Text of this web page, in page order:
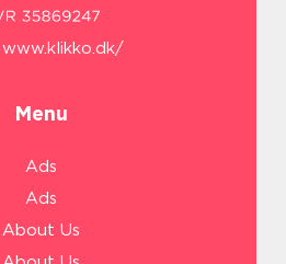
www.klikko.dk/
Menu
Ads
Ads
About Us